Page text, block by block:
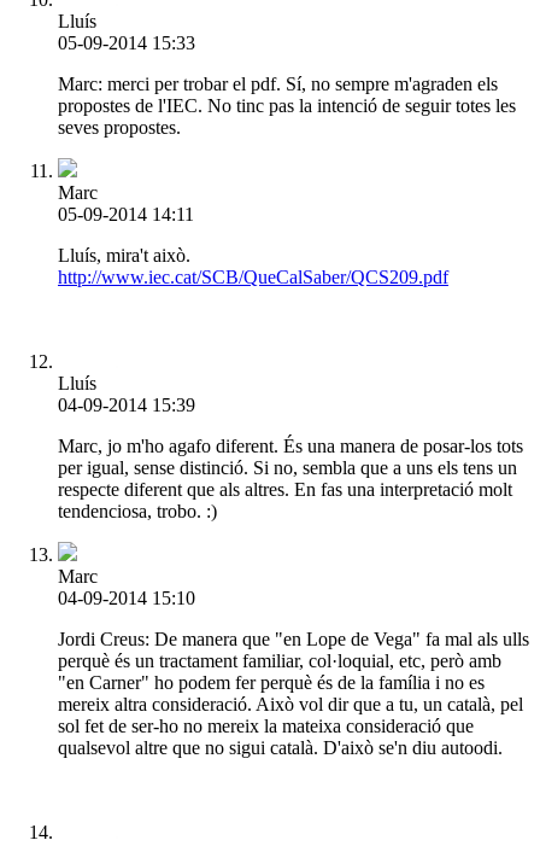
Lluís
05-09-2014 15:33
Marc: merci per trobar el pdf. Sí, no sempre m'agraden els
propostes de l'IEC. No tinc pas la intenció de seguir totes les
seves propostes.
Marc
05-09-2014 14:11
Lluís, mira't això.
http://www.iec.cat/SCB/QueCalSaber/QCS209.pdf
Lluís
04-09-2014 15:39
Marc, jo m'ho agafo diferent. És una manera de posar-los tots
per igual, sense distinció. Si no, sembla que a uns els tens un
respecte diferent que als altres. En fas una interpretació molt
tendenciosa, trobo. :)
Marc
04-09-2014 15:10
Jordi Creus: De manera que "en Lope de Vega" fa mal als ulls
perquè és un tractament familiar, col·loquial, etc, però amb
"en Carner" ho podem fer perquè és de la família i no es
mereix altra consideració. Això vol dir que a tu, un català, pel
sol fet de ser-ho no mereix la mateixa consideració que
qualsevol altre que no sigui català. D'això se'n diu autoodi.